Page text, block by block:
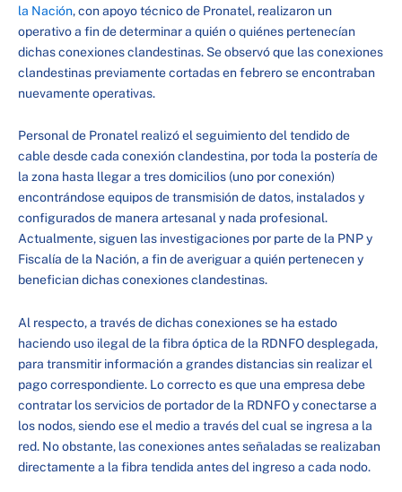
la Nación, con apoyo técnico de Pronatel, realizaron un
operativo a fin de determinar a quién o quiénes pertenecían
dichas conexiones clandestinas. Se observó que las conexiones
clandestinas previamente cortadas en febrero se encontraban
nuevamente operativas.
Personal de Pronatel realizó el seguimiento del tendido de
cable desde cada conexión clandestina, por toda la postería de
la zona hasta llegar a tres domicilios (uno por conexión)
encontrándose equipos de transmisión de datos, instalados y
configurados de manera artesanal y nada profesional.
Actualmente, siguen las investigaciones por parte de la PNP y
Fiscalía de la Nación, a fin de averiguar a quién pertenecen y
benefician dichas conexiones clandestinas.
Al respecto, a través de dichas conexiones se ha estado
haciendo uso ilegal de la fibra óptica de la RDNFO desplegada,
para transmitir información a grandes distancias sin realizar el
pago correspondiente. Lo correcto es que una empresa debe
contratar los servicios de portador de la RDNFO y conectarse a
los nodos, siendo ese el medio a través del cual se ingresa a la
red. No obstante, las conexiones antes señaladas se realizaban
directamente a la fibra tendida antes del ingreso a cada nodo.